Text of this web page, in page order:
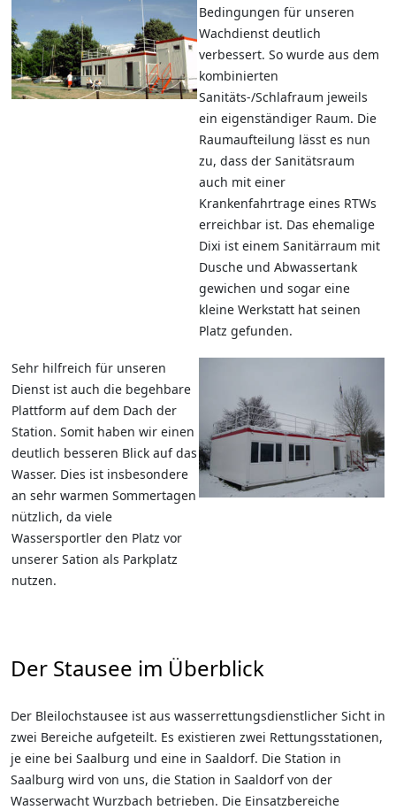
Bedingungen für unseren
Wachdienst deutlich
verbessert. So wurde aus dem
kombinierten
Sanitäts-/Schlafraum jeweils
ein eigenständiger Raum. Die
Raumaufteilung lässt es nun
zu, dass der Sanitätsraum
auch mit einer
Krankenfahrtrage eines RTWs
erreichbar ist. Das ehemalige
Dixi ist einem Sanitärraum mit
Dusche und Abwassertank
gewichen und sogar eine
kleine Werkstatt hat seinen
Platz gefunden.
Sehr hilfreich für unseren
Dienst ist auch die begehbare
Plattform auf dem Dach der
Station. Somit haben wir einen
deutlich besseren Blick auf das
Wasser. Dies ist insbesondere
an sehr warmen Sommertagen
nützlich, da viele
Wassersportler den Platz vor
unserer Sation als Parkplatz
nutzen.
Der Stausee im Überblick
Der Bleilochstausee ist aus wasserrettungsdienstlicher Sicht in
zwei Bereiche aufgeteilt. Es existieren zwei Rettungsstationen,
je eine bei Saalburg und eine in Saaldorf. Die Station in
Saalburg wird von uns, die Station in Saaldorf von der
Wasserwacht Wurzbach betrieben. Die Einsatzbereiche